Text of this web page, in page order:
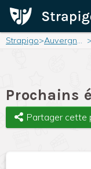
Strapigo> Auvergne-Rhône-Alpes >
Prochains
Partager cette